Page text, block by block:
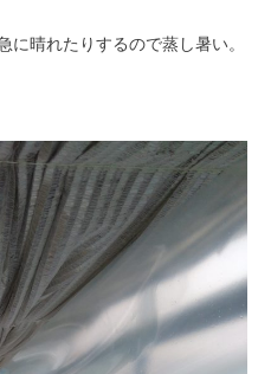
に晴れたりするので蒸し暑い。